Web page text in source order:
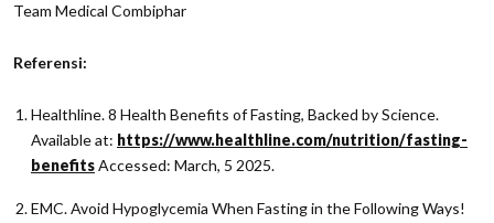
Team Medical Combiphar
Referensi:
Healthline. 8 Health Benefits of Fasting, Backed by Science.
Available at: https://www.healthline.com/nutrition/fasting-
benefitsAccessed: March, 5 2025.
EMC. Avoid Hypoglycemia When Fasting in the Following Ways!